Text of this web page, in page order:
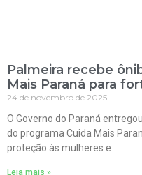
Palmeira recebe
Mais Paraná para
24 de novembro de 2025
O Governo do Paraná
do programa Cuida Mais
proteção às mulheres e
Leia mais »